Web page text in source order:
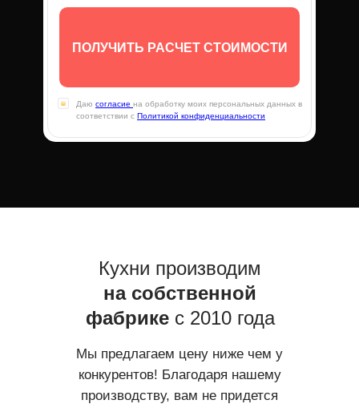
ПОЛУЧИТЬ РАСЧЕТ СТОИМОСТИ
Даю согласие на обработку моих персональных данных в
соответствии с Политикой конфиденциальности
Кухни производим
на собственной
фабрикес 2010 года
Мы предлагаем цену ниже чем у
конкурентов! Благодаря нашему
производству, вам не придется